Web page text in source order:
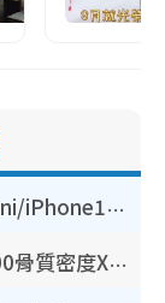
豐澤優惠勁減低至44折！Mac mini/iPhone17Pro大減價！廚房家電$220起
港大推賽馬會強化骨骼計劃！$100骨質密度X光檢查 完成免費運動訓練送超市禮券！附參加資格